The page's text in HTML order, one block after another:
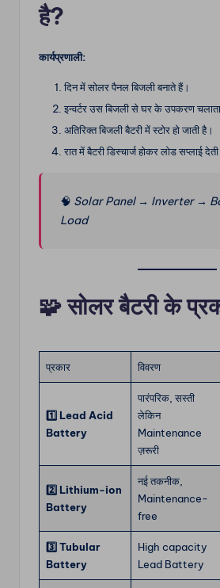
है?
कार्यप्रणाली:
दिन में सोलर पैनल बिजली बनाते हैं।
इन्वर्टर उस बिजली से घर के उपकरण
अतिरिक्त बिजली बैटरी में स्टोर हो जाती है।
रात में बैटरी डिस्चार्ज होकर लोड सप्लाई
🧠 Solar Panel → Inverter →
Load
🧩सोलर बैटरी के
प्रकार विवरण
1️⃣ Lead Acid
Battery
पारंपरिक, सस्ती
लेकिन
Maintenance
ज़रूरी
2️⃣ Lithium-ion
Battery
नई तकनीक,
Maintenance-
free
3️⃣ Tubular
Battery
High capacity
Lead Battery